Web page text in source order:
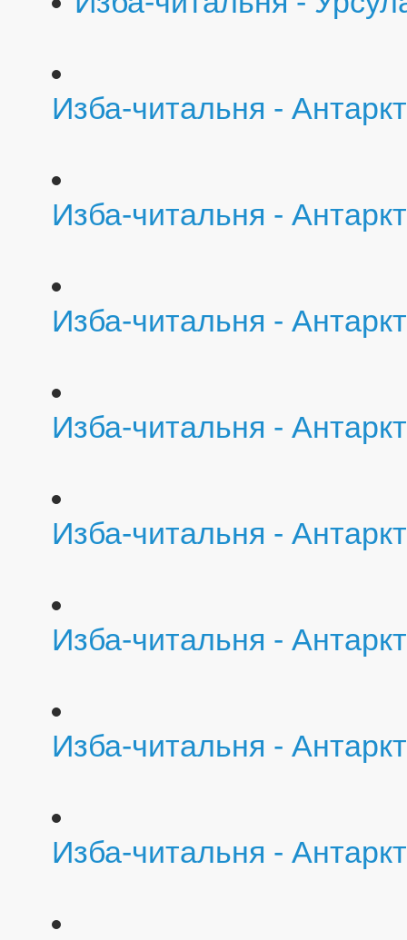
Изба-читальня -
Изба-читальня -
Изба-читальня -
Изба-читальня -
Изба-читальня -
Изба-читальня -
Изба-читальня -
Изба-читальня -